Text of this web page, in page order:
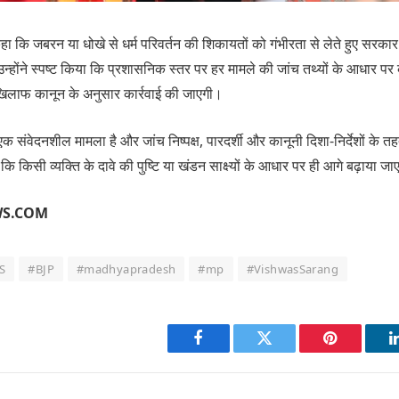
कि जबरन या धोखे से धर्म परिवर्तन की शिकायतों को गंभीरता से लेते हुए
स्पष्ट किया कि प्रशासनिक स्तर पर हर मामले की जांच तथ्यों के आधार
कानून के अनुसार कार्रवाई की जाएगी।
मामला है और जांच निष्पक्ष, पारदर्शी और कानूनी दिशा-निर्देशों के
किसी व्यक्ति के दावे की पुष्टि या खंडन साक्ष्यों के आधार पर ही आगे बढ़ाया
#BJP #madhyapradesh #mp #VishwasSarang
Facebook Twitter Pinterest